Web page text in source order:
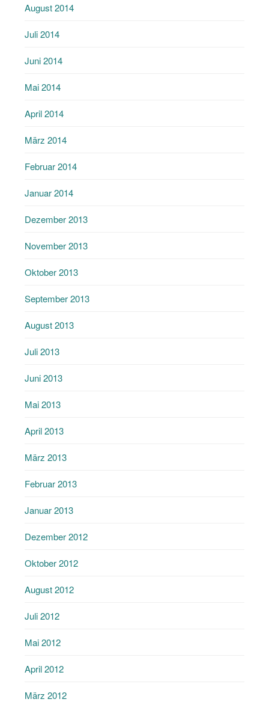
August 2014
Juli 2014
Juni 2014
Mai 2014
April 2014
März 2014
Februar 2014
Januar 2014
Dezember 2013
November 2013
Oktober 2013
September 2013
August 2013
Juli 2013
Juni 2013
Mai 2013
April 2013
März 2013
Februar 2013
Januar 2013
Dezember 2012
Oktober 2012
August 2012
Juli 2012
Mai 2012
April 2012
März 2012